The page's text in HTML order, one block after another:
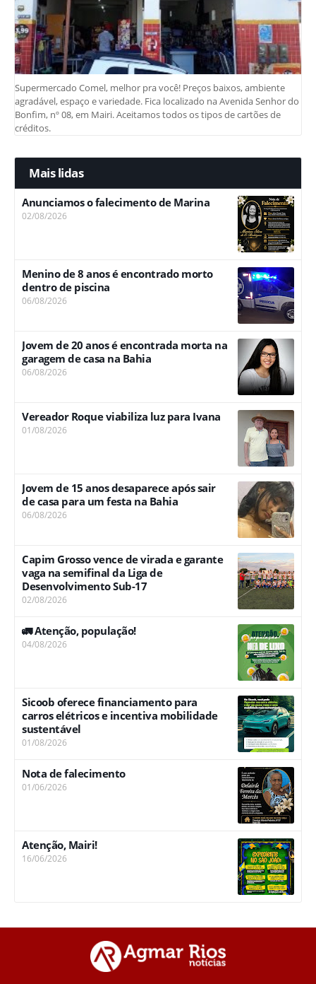
Supermercado Comel, melhor pra você! Preços baixos, ambiente
agradável, espaço e variedade. Fica localizado na Avenida Senhor do
Bonfim, nº 08, em Mairi. Aceitamos todos os tipos de cartões de
créditos.
Mais lidas
Anunciamos o falecimento de Marina
02/08/2026
Menino de 8 anos é encontrado morto
dentro de piscina
06/08/2026
Jovem de 20 anos é encontrada morta na
garagem de casa na Bahia
06/08/2026
Vereador Roque viabiliza luz para Ivana
01/08/2026
Jovem de 15 anos desaparece após sair
de casa para um festa na Bahia
06/08/2026
Capim Grosso vence de virada e garante
vaga na semifinal da Liga de
Desenvolvimento Sub-17
02/08/2026
🚛 Atenção, população!
04/08/2026
Sicoob oferece financiamento para
carros elétricos e incentiva mobilidade
sustentável
01/08/2026
Nota de falecimento
01/06/2026
Atenção, Mairi!
16/06/2026